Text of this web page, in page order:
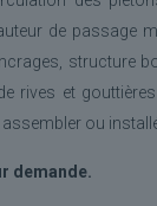
de passage
structure
rives et
ou
demande.